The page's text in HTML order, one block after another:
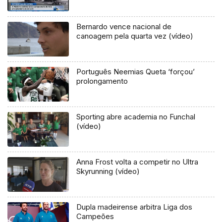
Bernardo vence nacional de
canoagem pela quarta vez (vídeo)
Português Neemias Queta ‘forçou’
prolongamento
Sporting abre academia no Funchal
(vídeo)
Anna Frost volta a competir no Ultra
Skyrunning (vídeo)
Dupla madeirense arbitra Liga dos
Campeões